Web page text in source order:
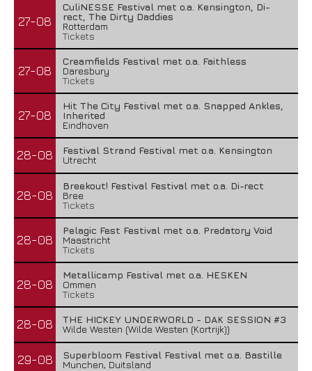
27-08
CuliNESSE Festival met o.a. Kensington, Di-
rect, The Dirty Daddies
Rotterdam
Tickets
27-08
Creamfields Festival met o.a. Faithless
Daresbury
Tickets
27-08
Hit The City Festival met o.a. Snapped Ankles,
Inherited
Eindhoven
28-08
Festival Strand Festival met o.a. Kensington
Utrecht
28-08
Breekout! Festival Festival met o.a. Di-rect
Bree
Tickets
28-08
Pelagic Fest Festival met o.a. Predatory Void
Maastricht
Tickets
28-08
Metallicamp Festival met o.a. HESKEN
Ommen
Tickets
28-08
THE HICKEY UNDERWORLD - DAK SESSION #3
Wilde Westen (Wilde Westen (Kortrijk))
29-08
Superbloom Festival Festival met o.a. Bastille
Munchen, Duitsland